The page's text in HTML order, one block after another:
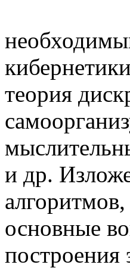
В книге
теория
и др.
основные